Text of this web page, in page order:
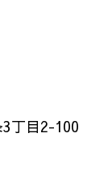
丁目2-100